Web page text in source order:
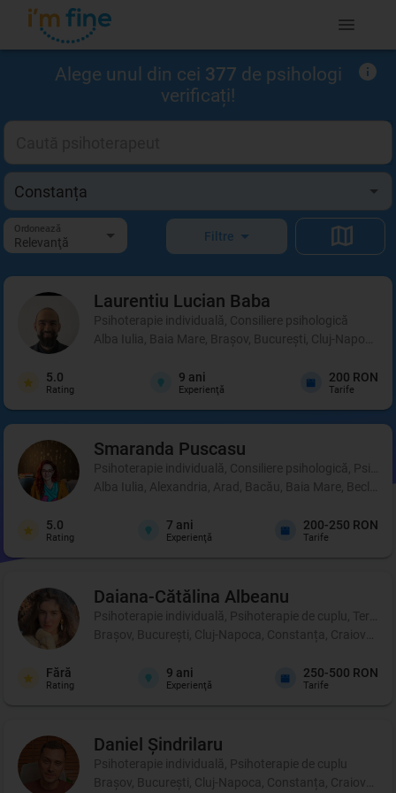
Alege unul din cei 377 de psihologi
verificați!
Ordonează
Relevanţă Filtre
Laurentiu Lucian Baba
Psihoterapie individuală, Consiliere psihologică
Alba Iulia, Baia Mare, Brașov, București, Cluj-Napoca,
5.0
Rating
9 ani
Experienţă
200 RON
Tarife
Smaranda Puscasu
Psihoterapie individuală, Consiliere psihologică,
Alba Iulia, Alexandria, Arad, Bacău, Baia Mare,
5.0
Rating
7 ani
Experienţă
200-250 RON
Tarife
Daiana-Cătălina Albeanu
Psihoterapie individuală, Psihoterapie de cuplu, Terapie
Brașov, București, Cluj-Napoca, Constanța, Craiova,
Fără
Rating
9 ani
Experienţă
250-500 RON
Tarife
Daniel Șindrilaru
Psihoterapie individuală, Psihoterapie de cuplu
Brașov, București, Cluj-Napoca, Constanța, Craiova,